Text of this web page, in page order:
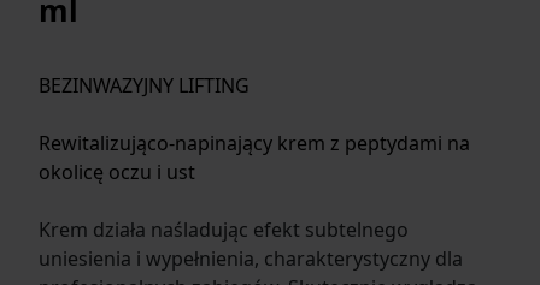
ml
BEZINWAZYJNY LIFTING
Rewitalizująco-napinający krem z peptydami na
okolicę oczu i ust
Krem działa naśladując efekt subtelnego
uniesienia i wypełnienia, charakterystyczny dla